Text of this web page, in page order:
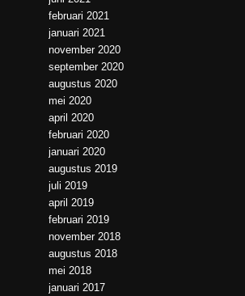
februari 2021
januari 2021
november 2020
september 2020
augustus 2020
mei 2020
april 2020
februari 2020
januari 2020
augustus 2019
juli 2019
april 2019
februari 2019
november 2018
augustus 2018
mei 2018
januari 2017